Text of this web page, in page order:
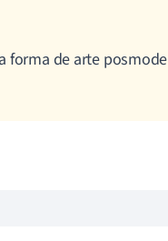
forma de arte